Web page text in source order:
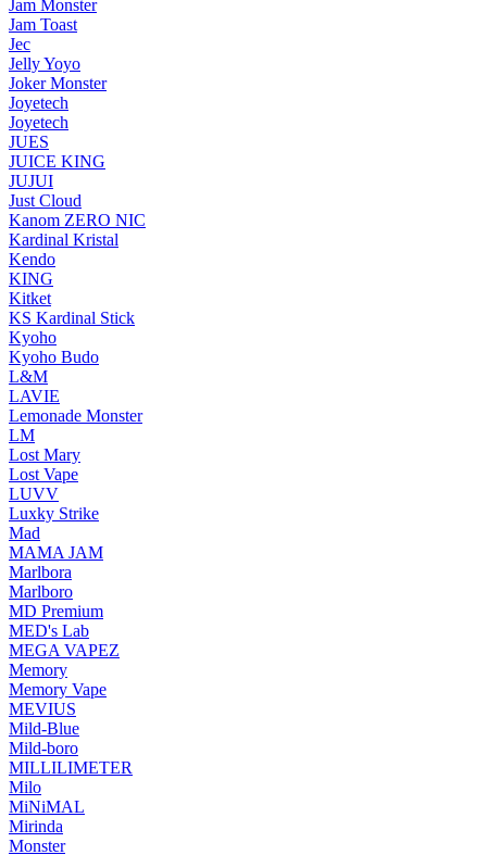
Jam Monster
Jam Toast
Jec
Jelly Yoyo
Joker Monster
Joyetech
Joyetech
JUES
JUICE KING
JUJUI
Just Cloud
Kanom ZERO NIC
Kardinal Kristal
Kendo
KING
Kitket
KS Kardinal Stick
Kyoho
Kyoho Budo
L&M
LAVIE
Lemonade Monster
LM
Lost Mary
Lost Vape
LUVV
Luxky Strike
Mad
MAMA JAM
Marlbora
Marlboro
MD Premium
MED's Lab
MEGA VAPEZ
Memory
Memory Vape
MEVIUS
Mild-Blue
Mild-boro
MILLILIMETER
Milo
MiNiMAL
Mirinda
Monster